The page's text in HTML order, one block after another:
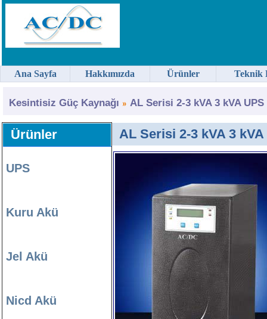
Kesintisiz Güç Kaynağı AL Serisi 2-3 kVA 3 kVA UPS
Ürünler
UPS
Kuru Akü
Jel Akü
Nicd Akü
AL Serisi 2-3 kVA 3
Ana Sayfa Hakkımızda Ürünler Teknik